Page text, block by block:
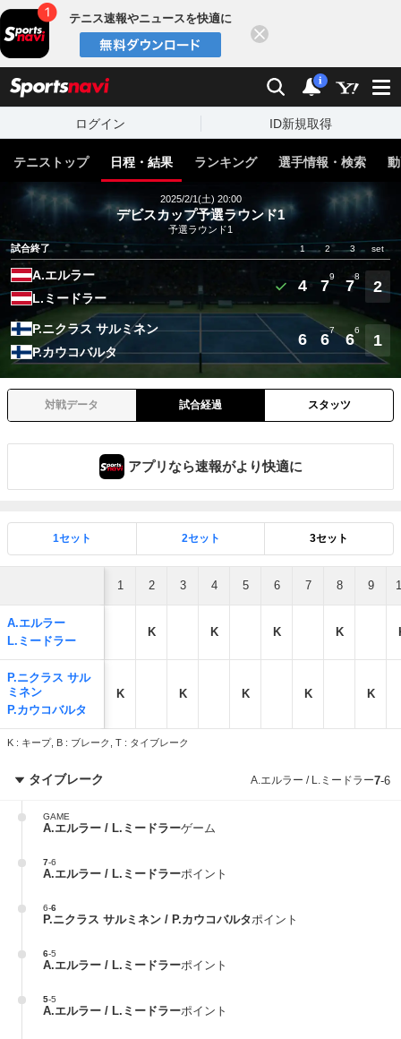
テニス速報やニュースを快適に
検索 通知
i
ログイン ID新規取得
テニストップ 日程・結果 ランキング 選手情報・検索
2025/2/1(土) 20:00
デビスカップ予選ラウンド1
予選ラウンド1
試合終了
1 2 3 set
A.エルラー
L.ミードラー
4 7
9
7
8
2
P.ニクラス サルミネン
P.カウコバルタ
6 6
7
6
6
1
対戦データ 試合経過 スタッツ
アプリなら速報がより快適に
1セット 2セット 3セット
1 2 3 4 5 6 7 8 9
A.エルラー
L.ミードラー
K K K K
P.ニクラス サル
ミネン
P.カウコバルタ
K K K K K
K : キープ, B : ブレーク, T : タイブレーク
タイブレーク A.エルラー / L.ミードラー7-6
GAME
A.エルラー / L.ミードラーゲーム
7-6
A.エルラー / L.ミードラーポイント
6-6
P.ニクラス サルミネン / P.カウコバルタポイント
6-5
A.エルラー / L.ミードラーポイント
5-5
A.エルラー / L.ミードラーポイント